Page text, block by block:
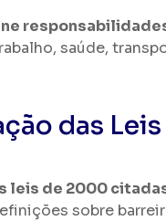
saúde,
das
leis de 2000
sobre